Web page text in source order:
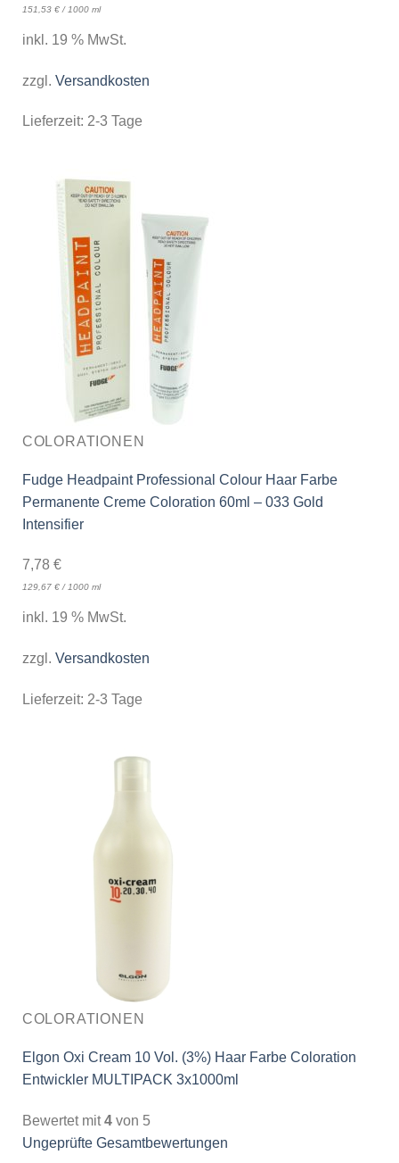
151,53 €/ 1000 ml
inkl. 19 % MwSt.
zzgl. Versandkosten
Lieferzeit: 2-3 Tage
COLORATIONEN
Fudge Headpaint Professional Colour Haar Farbe
Permanente Creme Coloration 60ml – 033 Gold
Intensifier
7,78 €
129,67 €/1000 ml
inkl. 19 % MwSt.
zzgl. Versandkosten
Lieferzeit: 2-3 Tage
COLORATIONEN
Elgon Oxi Cream 10 Vol. (3%) Haar Farbe Coloration
Entwickler MULTIPACK 3x1000ml
Bewertet mit4von 5
Ungeprüfte Gesamtbewertungen